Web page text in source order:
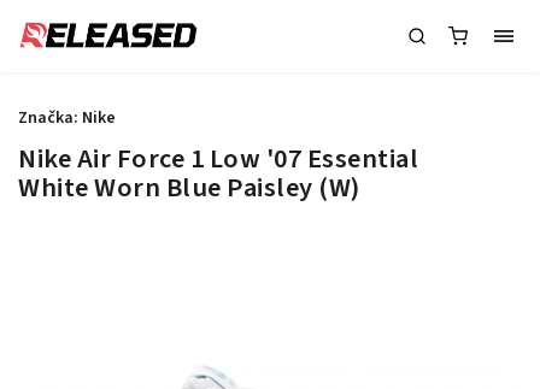
Nike Air Force 1 Low '07 Essential
White Worn Blue Paisley (W)
Značka: Nike